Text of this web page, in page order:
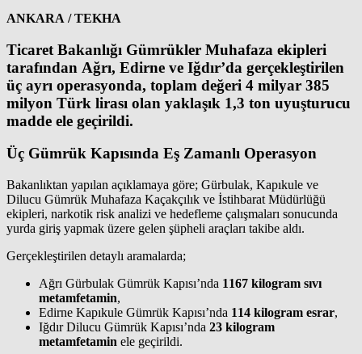
ANKARA / TEKHA
Ticaret Bakanlığı Gümrükler Muhafaza ekipleri
tarafından Ağrı, Edirne ve Iğdır’da gerçekleştirilen
üç ayrı operasyonda, toplam değeri 4 milyar 385
milyon Türk lirası olan yaklaşık 1,3 ton uyuşturucu
madde ele geçirildi.
Üç Gümrük Kapısında Eş Zamanlı Operasyon
Bakanlıktan yapılan açıklamaya göre; Gürbulak, Kapıkule ve
Dilucu Gümrük Muhafaza Kaçakçılık ve İstihbarat Müdürlüğü
ekipleri, narkotik risk analizi ve hedefleme çalışmaları sonucunda
yurda giriş yapmak üzere gelen şüpheli araçları takibe aldı.
Gerçekleştirilen detaylı aramalarda;
Ağrı Gürbulak Gümrük Kapısı’nda 1167 kilogram sıvı
metamfetamin,
Edirne Kapıkule Gümrük Kapısı’nda 114 kilogram esrar,
Iğdır Dilucu Gümrük Kapısı’nda 23 kilogram
metamfetamin ele geçirildi.